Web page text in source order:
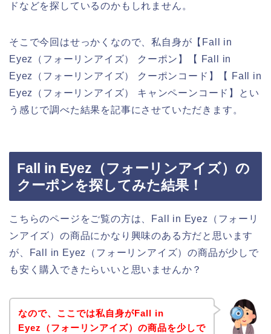
ドなどを探しているのかもしれません。
そこで今回はせっかくなので、私自身が【Fall in
Eyez（フォーリンアイズ） クーポン】【 Fall in
Eyez（フォーリンアイズ） クーポンコード】【 Fall in
Eyez（フォーリンアイズ） キャンペーンコード】とい
う感じで調べた結果を記事にさせていただきます。
Fall in Eyez（フォーリンアイズ）の
クーポンを探してみた結果！
こちらのページをご覧の方は、Fall in Eyez（フォーリ
ンアイズ）の商品にかなり興味のある方だと思います
が、Fall in Eyez（フォーリンアイズ）の商品が少しで
も安く購入できたらいいと思いませんか？
なので、ここでは私自身がFall in
Eyez（フォーリンアイズ）の商品を少しで